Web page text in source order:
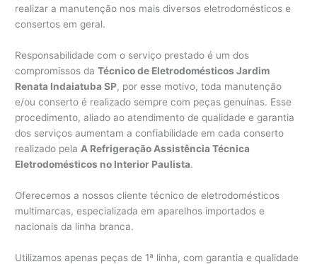
realizar a manutenção nos mais diversos eletrodomésticos e
consertos em geral.
Responsabilidade com o serviço prestado é um dos
compromissos daTécnico de Eletrodomésticos Jardim
Renata Indaiatuba SP, por esse motivo, toda manutenção
e/ou conserto é realizado sempre com peças genuínas. Esse
procedimento, aliado ao atendimento de qualidade e garantia
dos serviços aumentam a confiabilidade em cada conserto
realizado pela A Refrigeração Assistência Técnica
Eletrodomésticos no Interior Paulista.
Oferecemos a nossos cliente técnico de eletrodomésticos
multimarcas, especializada em aparelhos importados e
nacionais da linha branca.
Utilizamos apenas peças de 1ª linha, com garantia e qualidade